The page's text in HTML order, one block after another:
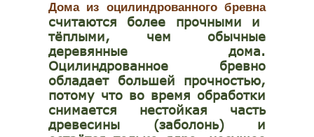
Дома из оцилиндрованного бревна
считаются более прочными и
тёплыми, чем обычные
деревянные дома.
Оцилиндрованное бревно
обладает большей прочностью,
потому что во время обработки
снимается нестойкая часть
древесины (заболонь) и